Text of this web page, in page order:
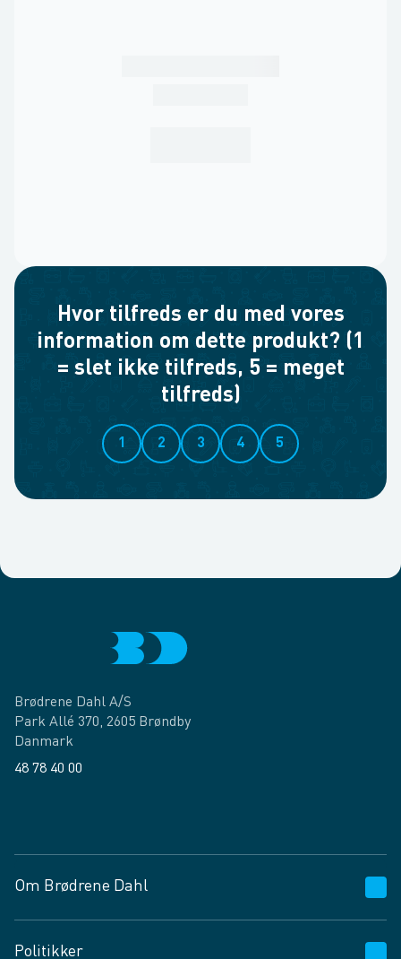
Hvor tilfreds er du med vores
information om dette produkt? (1
= slet ikke tilfreds, 5 = meget
tilfreds)
1 2 3 4 5
Brødrene Dahl A/S
Park Allé 370, 2605 Brøndby
Danmark
48 78 40 00
Om Brødrene Dahl
Politikker